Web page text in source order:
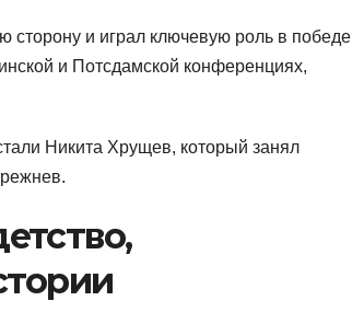
сторону и играл ключевую роль в победе
и Потсдамской конференциях,
Никита Хрущев, который занял